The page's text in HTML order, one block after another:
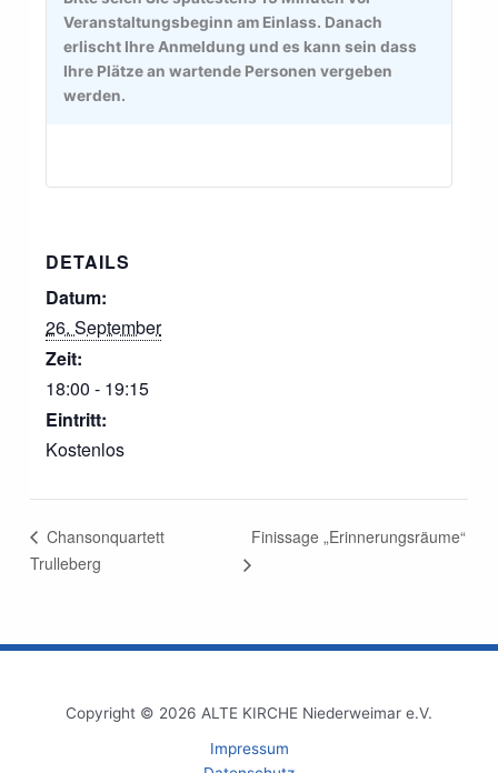
DETAILS
Datum:
26. September
Zeit:
18:00 - 19:15
Eintritt:
Kostenlos
Chansonquartett
Trulleberg
Finissage „Erinnerungsräume“
Copyright © 2026 ALTE KIRCHE Niederweimar e.V.
Impressum